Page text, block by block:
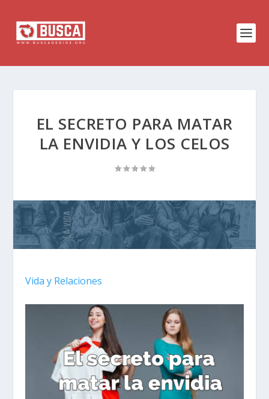
EL SECRETO PARA MATAR
LA ENVIDIA Y LOS CELOS
Vida y Relaciones